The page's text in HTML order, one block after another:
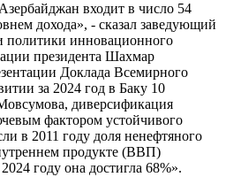
входит в число 54
дохода», - сказал заведующий
политики инновационного
президента Шахмар
Доклада Всемирного
за 2024 год в Баку 10
диверсификация
фактором устойчивого
в 2011 году доля ненефтяного
продукте (ВВП)
году она достигла 68%».